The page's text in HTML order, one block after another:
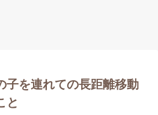
子を連れての長距離移動
と